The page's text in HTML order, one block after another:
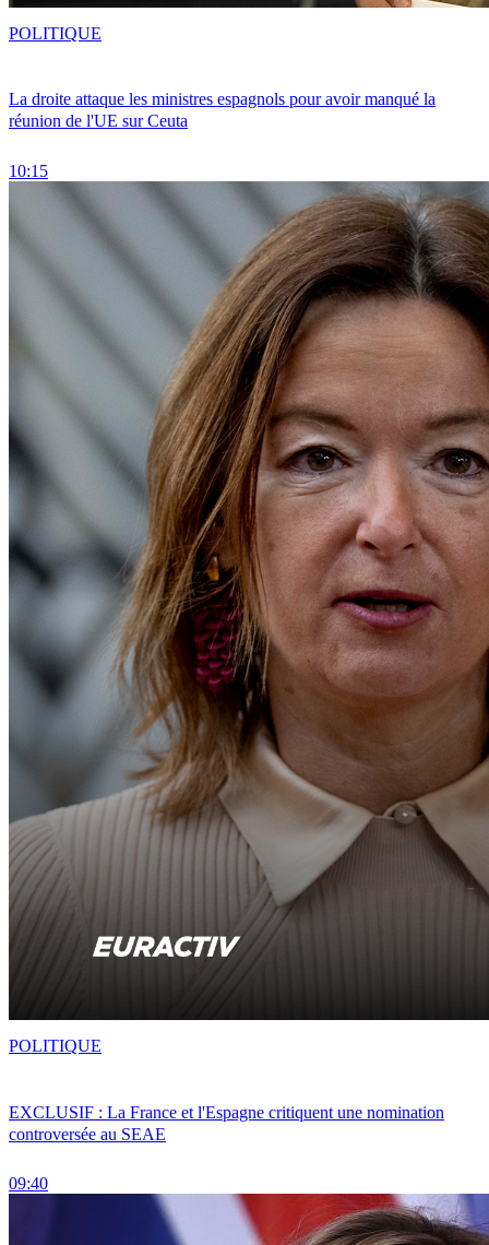
La droite attaque les ministres espagnols pour avoir manqué la
réunion de l'UE sur Ceuta
10:15
POLITIQUE
EXCLUSIF : La France et l'Espagne critiquent une nomination
controversée au SEAE
09:40
POLITIQUE